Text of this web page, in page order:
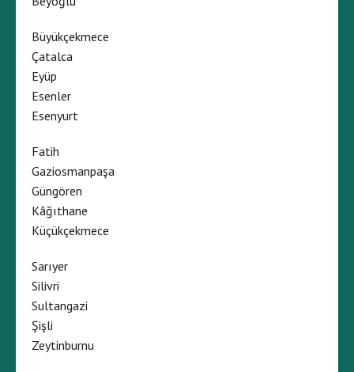
Büyükçekmece
Çatalca
Eyüp
Esenler
Esenyurt
Fatih
Gaziosmanpaşa
Güngören
Kâğıthane
Küçükçekmece
Sarıyer
Silivri
Sultangazi
Şişli
Zeytinburnu